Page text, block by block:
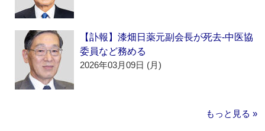
【訃報】漆畑日薬元副会長が死去‐中医協
委員など務める
2026年03月09日 (月)
もっと見る »